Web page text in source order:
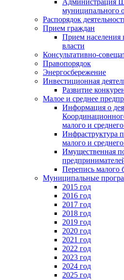
муниципального
Распорядок
Прием граждан
Прием населения
власти
Консультативно-
Правопорядок
Энергосбережение
Инвестиционная
Развитие
Малое и среднее
Информация о
малого и
Инфраструктура
малого и
Имущественная
Перепись малого
Муниципальные
2015 год
2016 год
2017 год
2018 год
2019 год
2020 год
2021 год
2022 год
2023 год
2024 год
2025 год